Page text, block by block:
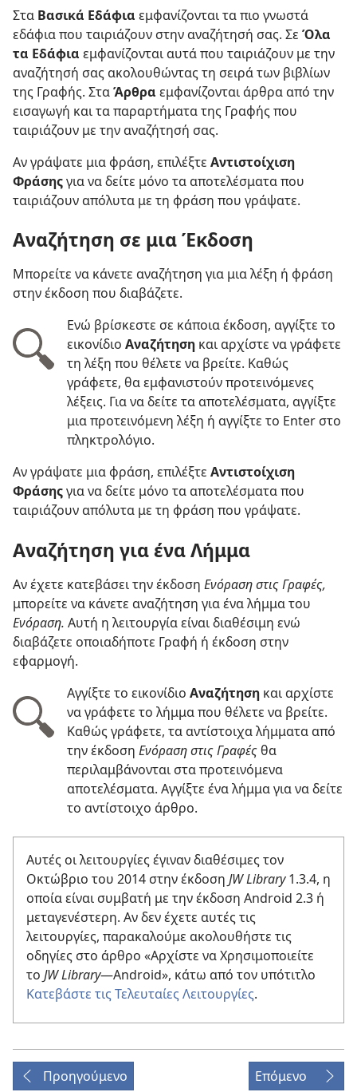
Στα Βασικά Εδάφια εμφανίζονται τα πιο γνωστά
εδάφια που ταιριάζουν στην αναζήτησή σας. Σε Όλα
τα Εδάφια εμφανίζονται αυτά που ταιριάζουν με την
αναζήτησή σας ακολουθώντας τη σειρά των βιβλίων
της Γραφής. ΣταΆρθρα εμφανίζονται άρθρα από την
εισαγωγή και τα παραρτήματα της Γραφής που
ταιριάζουν με την αναζήτησή σας.
Αν γράψατε μια φράση, επιλέξτε Αντιστοίχιση
Φράσηςγια να δείτε μόνο τα αποτελέσματα που
ταιριάζουν απόλυτα με τη φράση που γράψατε.
Αναζήτηση σε μια Έκδοση
Μπορείτε να κάνετε αναζήτηση για μια λέξη ή φράση
στην έκδοση που διαβάζετε.
Ενώ βρίσκεστε σε κάποια έκδοση, αγγίξτε το
εικονίδιο Αναζήτηση και αρχίστε να γράφετε
τη λέξη που θέλετε να βρείτε. Καθώς
γράφετε, θα εμφανιστούν προτεινόμενες
λέξεις. Για να δείτε τα αποτελέσματα, αγγίξτε
μια προτεινόμενη λέξη ή αγγίξτε το Enter στο
πληκτρολόγιο.
Αν γράψατε μια φράση, επιλέξτε Αντιστοίχιση
Φράσηςγια να δείτε μόνο τα αποτελέσματα που
ταιριάζουν απόλυτα με τη φράση που γράψατε.
Αναζήτηση για ένα Λήμμα
Αν έχετε κατεβάσει την έκδοση Ενόραση στις Γραφές,
μπορείτε να κάνετε αναζήτηση για ένα λήμμα του
Ενόραση. Αυτή η λειτουργία είναι διαθέσιμη ενώ
διαβάζετε οποιαδήποτε Γραφή ή έκδοση στην
εφαρμογή.
Αγγίξτε το εικονίδιο Αναζήτηση και αρχίστε
να γράφετε το λήμμα που θέλετε να βρείτε.
Καθώς γράφετε, τα αντίστοιχα λήμματα από
την έκδοση Ενόραση στις Γραφέςθα
περιλαμβάνονται στα προτεινόμενα
αποτελέσματα. Αγγίξτε ένα λήμμα για να δείτε
το αντίστοιχο άρθρο.
Αυτές οι λειτουργίες έγιναν διαθέσιμες τον
Οκτώβριο του 2014 στην έκδοση JW Library1.3.4, η
οποία είναι συμβατή με την έκδοση Android 2.3 ή
μεταγενέστερη. Αν δεν έχετε αυτές τις
λειτουργίες, παρακαλούμε ακολουθήστε τις
οδηγίες στο άρθρο «Αρχίστε να Χρησιμοποιείτε
το JW Library​—Android», κάτω από τον υπότιτλο
Κατεβάστε τις Τελευταίες Λειτουργίες.
Προηγούμενο Επόμενο